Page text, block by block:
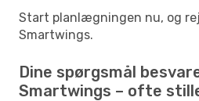
Start planlægningen nu, og
Smartwings.
Dine spørgsmål
Smartwings – ofte